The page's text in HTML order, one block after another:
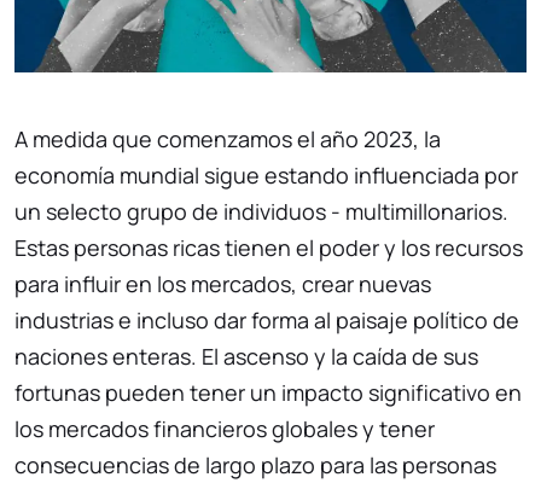
A medida que comenzamos el año 2023, la
economía mundial sigue estando influenciada por
un selecto grupo de individuos - multimillonarios.
Estas personas ricas tienen el poder y los recursos
para influir en los mercados, crear nuevas
industrias e incluso dar forma al paisaje político de
naciones enteras. El ascenso y la caída de sus
fortunas pueden tener un impacto significativo en
los mercados financieros globales y tener
consecuencias de largo plazo para las personas